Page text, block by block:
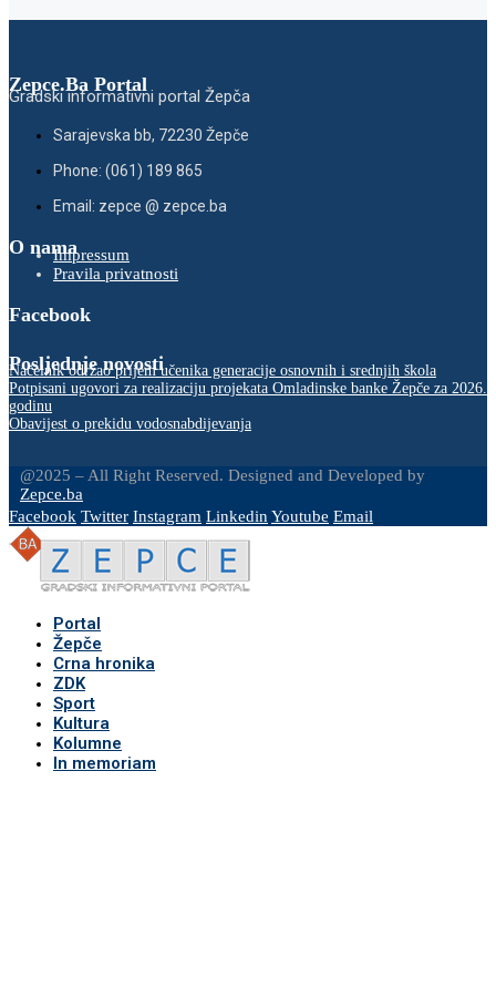
Zepce.Ba Portal
Gradski informativni portal Žepča
Sarajevska bb, 72230 Žepče
Phone: (061) 189 865
Email: zepce @ zepce.ba
O namaImpressum
Pravila privatnosti
Facebook
Posljednje novosti
Načelnik održao prijem učenika generacije osnovnih i srednjih škola
Potpisani ugovori za realizaciju projekata Omladinske banke Žepče za 2026.
godinu
Obavijest o prekidu vodosnabdijevanja
@2025 – All Right Reserved. Designed and Developed by
Zepce.ba
Facebook Twitter Instagram LinkedinYoutube Email
Portal
Žepče
Crna hronika
ZDK
Sport
Kultura
Kolumne
In memoriam